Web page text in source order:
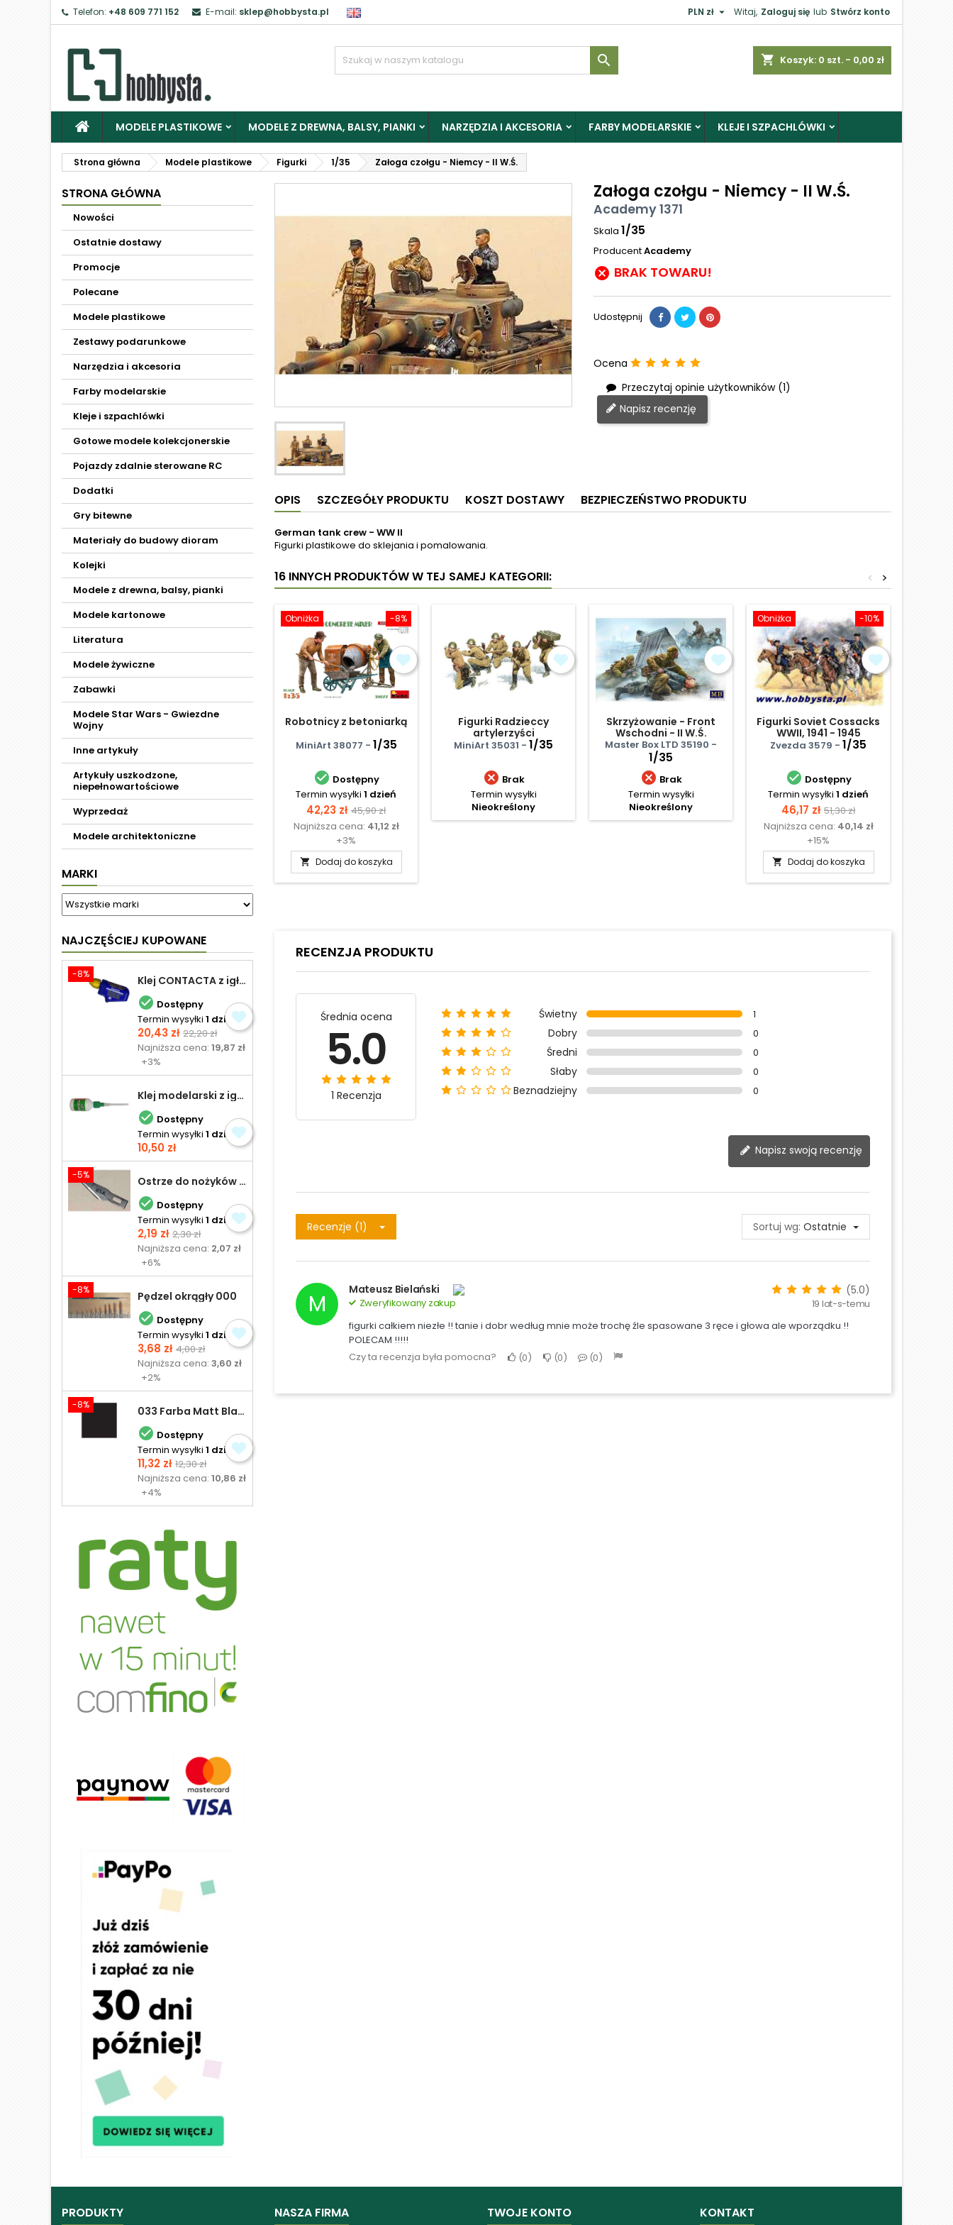
Telefon: +48 609 771 152 E-mail: sklep@hobbysta.pl Witaj, Zaloguj się lub Stwórz konto
PLN zł 
shopping_cart Koszyk: 0 szt. - 0,00 zł

MODELE PLASTIKOWE MODELE Z DREWNA, BALSY, PIANKI NARZĘDZIA I AKCESORIA FARBY MODELARSKIE KLEJE I SZPACHLÓWKI
Strona główna Modele plastikowe Figurki 1/35 Załoga czołgu - Niemcy - II W.Ś.
STRONA GŁÓWNA
Nowości
Ostatnie dostawy
Promocje
Polecane
Modele plastikowe
Zestawy podarunkowe
Narzędzia i akcesoria
Farby modelarskie
Kleje i szpachlówki
Gotowe modele kolekcjonerskie
Pojazdy zdalnie sterowane RC
Dodatki
Gry bitewne
Materiały do budowy dioram
Kolejki
Modele z drewna, balsy, pianki
Modele kartonowe
Literatura
Modele żywiczne
Zabawki
Modele Star Wars - Gwiezdne
Wojny
Inne artykuły
Artykuły uszkodzone,
niepełnowartościowe
Wyprzedaż
Modele architektoniczne
MARKI
NAJCZĘŚCIEJ KUPOWANE
-8% Klej CONTACTA z igłą do plastiku 25,0 g
 Dostępny
Termin wysyłki 1 dzień
Cena
20,43 zł Cena
podstawowa
22,20 zł
Najniższa cena:19,87 zł
+3%
Klej modelarski z igłą 30 ml
 Dostępny
Termin wysyłki 1 dzień
Cena
10,50 zł
-5% Ostrze do nożyków Excel
 Dostępny
Termin wysyłki 1 dzień
Cena
2,19 zł Cena
podstawowa
2,30 zł
Najniższa cena: 2,07 zł
+6%
-8% Pędzel okrągły 000
 Dostępny
Termin wysyłki 1 dzień
Cena
3,68 zł Cena
podstawowa
4,00 zł
Najniższa cena:3,60 zł
+2%
-8% 033 Farba Matt Black - olejna
 Dostępny
Termin wysyłki 1 dzień
Cena
11,32 zł Cena
podstawowa
12,30 zł
Najniższa cena:10,86 zł
+4%
Załoga czołgu - Niemcy - II W.Ś.
Academy 1371
Skala 1/35
ProducentAcademy
 BRAK TOWARU!
Udostępnij
Ocena
Przeczytaj opinie użytkowników (1)
Napisz recenzję
OPIS SZCZEGÓŁY PRODUKTU KOSZT DOSTAWY BEZPIECZEŃSTWO PRODUKTU
German tank crew - WW II
Figurki plastikowe do sklejania i pomalowania.
16 INNYCH PRODUKTÓW W TEJ SAMEJ KATEGORII: >
<
-8%
Obniżka
Robotnicy z betoniarką
MiniArt 38077 - 1/35
 Dostępny
Termin wysyłki 1 dzień
Cena
42,23 zł Cena
podstawowa
45,90 zł
Najniższa cena: 41,12 zł
+3%
 Dodaj do koszyka
Figurki Radzieccy
artylerzyści
MiniArt 35031 - 1/35
 Brak
Termin wysyłki
Nieokreślony
Skrzyżowanie - Front
Wschodni - II W.Ś.
Master Box LTD 35190 -
1/35
 Brak
Termin wysyłki
Nieokreślony
-10%
Obniżka
Figurki Soviet Cossacks
WWII, 1941 - 1945
Zvezda 3579 - 1/35
 Dostępny
Termin wysyłki 1 dzień
Cena
46,17 zł Cena
podstawowa
51,30 zł
Najniższa cena: 40,14 zł
+15%
 Dodaj do koszyka
RECENZJA PRODUKTU
Średnia ocena
5.0
1 Recenzja
Świetny 1
Dobry 0
Średni 0
Słaby 0
Beznadziejny 0
Napisz swoją recenzję
Recenzje (1) Sortuj wg: Ostatnie
M Mateusz Bielański
Zweryfikowany zakup
(5.0)
19 lat-s-temu
figurki całkiem niezłe !! tanie i dobr według mnie może trochę źle spasowane 3 ręce i głowa ale wporządku !!
POLECAM !!!!!
Czy ta recenzja była pomocna?
0 0 0
PRODUKTY NASZA FIRMA TWOJE KONTO KONTAKT